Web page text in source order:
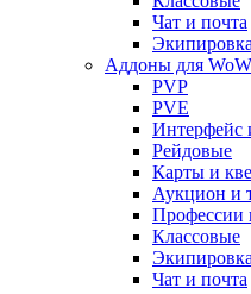
Чат и почта
Экипировка
Аддоны для
PVP
PVE
Интерфейс
Рейдовые
Карты и
Аукцион и
Профессии
Классовые
Экипировка
Чат и почта